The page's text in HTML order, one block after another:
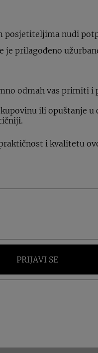
posjetiteljima nudi
je prilagođeno
odmah vas primiti
ili opuštanje u
i kvalitetu
PRIJAVI SE